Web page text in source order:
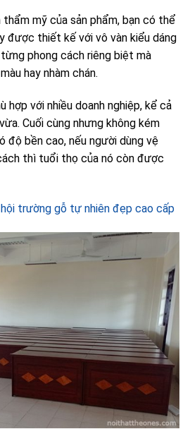
mỹ của sản phẩm, bạn có thể
được thiết kế với vô vàn kiểu dáng
phong cách riêng biệt mà
hay nhàm chán.
hợp với nhiều doanh nghiệp, kể cả
Cuối cùng nhưng không kém
độ bền cao, nếu người dùng vệ
thì tuổi thọ của nó còn được
hội trường gỗ tự nhiên đẹp cao cấp